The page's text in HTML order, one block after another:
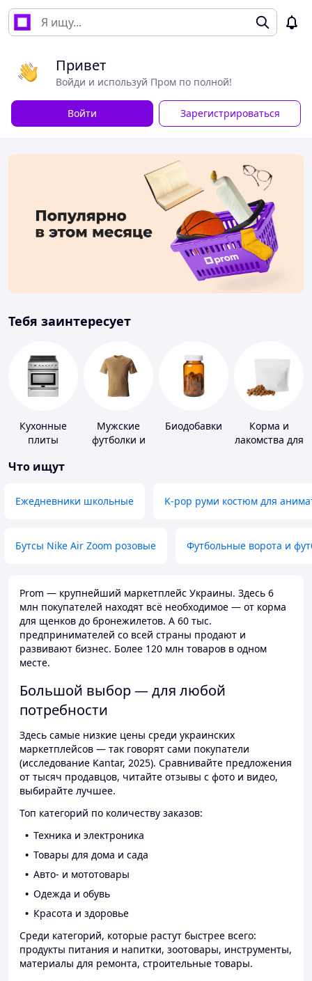
Привет
Войди и используй Пром по полной!
Войти Зарегистрироваться
Тебя заинтересует
Кухонные
плиты
Мужские
футболки и
Биодобавки
Корма и
лакомства для
Что ищут
Ежедневники школьные K-pop руми костюм для
Бутсы Nike Air Zoom розовые Футбольные ворота и
Prom — крупнейший маркетплейс Украины. Здесь 6
млн покупателей находят всё необходимое — от корма
для щенков до бронежилетов. А 60 тыс.
предпринимателей со всей страны продают и
развивают бизнес. Более 120 млн товаров в одном
месте.
Большой выбор — для любой
потребности
Здесь самые низкие цены среди украинских
маркетплейсов — так говорят сами покупатели
(исследование Kantar, 2025). Сравнивайте предложения
от тысяч продавцов, читайте отзывы с фото и видео,
выбирайте лучшее.
Топ категорий по количеству заказов:
Техника и электроника
Товары для дома и сада
Авто- и мототовары
Одежда и обувь
Красота и здоровье
Среди категорий, которые растут быстрее всего:
продукты питания и напитки, зоотовары, инструменты,
материалы для ремонта, строительные товары.